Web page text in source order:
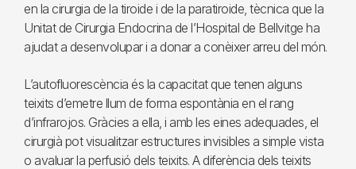
en la cirurgia de la tiroide i de la paratiroide, tècnica que la
Unitat de Cirurgia Endocrina de l’Hospital de Bellvitge ha
ajudat a desenvolupar i a donar a conèixer arreu del món.
L’autofluorescència és la capacitat que tenen alguns
teixits d’emetre llum de forma espontània en el rang
d’infrarojos. Gràcies a ella, i amb les eines adequades, el
cirurgià pot visualitzar estructures invisibles a simple vista
o avaluar la perfusió dels teixits. A diferència dels teixits